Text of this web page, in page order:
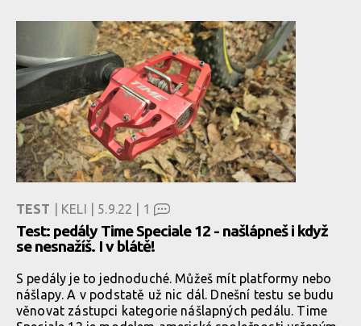
TEST | KELI | 5.9.22 | 1
Test: pedály Time Speciale 12 - našlápneš i když
se nesnažíš. I v blátě!
S pedály je to jednoduché. Můžeš mít platformy nebo
nášlapy. A v podstatě už nic dál. Dnešní testu se budu
věnovat zástupci kategorie nášlapných pedálu. Time